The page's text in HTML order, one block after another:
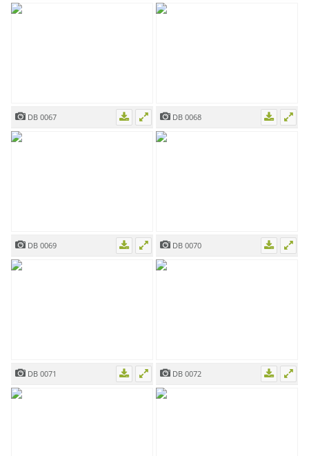
DB 0067 DB 0068
DB 0069 DB 0070
DB 0071 DB 0072